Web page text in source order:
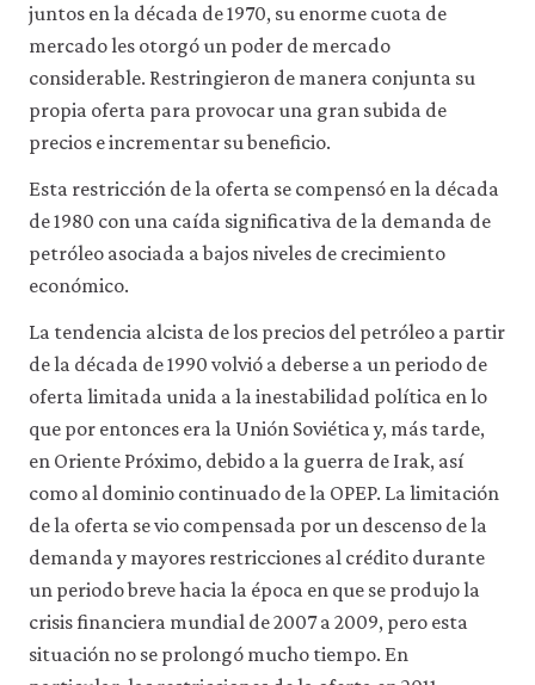
juntos en la década de 1970, su enorme cuota de
mercado les otorgó un poder de mercado
considerable. Restringieron de manera conjunta su
propia oferta para provocar una gran subida de
precios e incrementar su beneficio.
Esta restricción de la oferta se compensó en la década
de 1980 con una caída significativa de la demanda de
petróleo asociada a bajos niveles de crecimiento
económico.
La tendencia alcista de los precios del petróleo a partir
de la década de 1990 volvió a deberse a un periodo de
oferta limitada unida a la inestabilidad política en lo
que por entonces era la Unión Soviética y, más tarde,
en Oriente Próximo, debido a la guerra de Irak, así
como al dominio continuado de la OPEP. La limitación
de la oferta se vio compensada por un descenso de la
demanda y mayores restricciones al crédito durante
un periodo breve hacia la época en que se produjo la
crisis financiera mundial de 2007 a 2009, pero esta
situación no se prolongó mucho tiempo. En